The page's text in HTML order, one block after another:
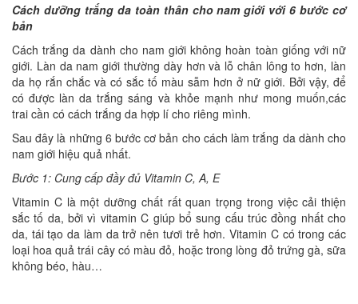
Cách dưỡng trắng da toàn thân cho nam giới với 6 bước cơ
bản
Cách trắng da dành cho nam giới không hoàn toàn giống với nữ
giới. Làn da nam giới thường dày hơn và lỗ chân lông to hơn, làn
da họ rắn chắc và có sắc tố màu sẫm hơn ở nữ giới. Bởi vậy, để
có được làn da trắng sáng và khỏe mạnh như mong muốn,các
trai cần có cách trắng da hợp lí cho riêng mình.
Sau đây là những 6 bước cơ bản cho cách làm trắng da dành cho
nam giới hiệu quả nhất.
Bước 1: Cung cấp đầy đủ Vitamin C, A, E
Vitamin C là một dưỡng chất rất quan trọng trong việc cải thiện
sắc tố da, bởi vì vitamin C giúp bổ sung cấu trúc đồng nhất cho
da, tái tạo da làm da trở nên tươi trẻ hơn. Vitamin C có trong các
loại hoa quả trái cây có màu đỏ, hoặc trong lòng đỏ trứng gà, sữa
không béo, hàu…